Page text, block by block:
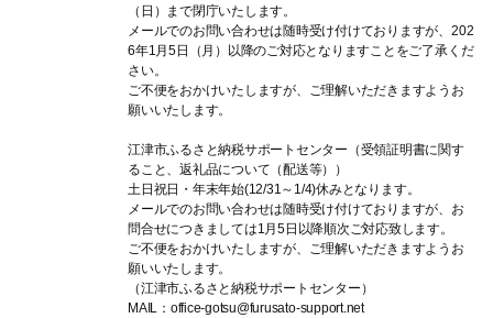
（日）まで閉庁いたします。
メールでのお問い合わせは随時受け付けておりますが、202
6年1月5日（月）以降のご対応となりますことをご了承くだ
さい。
ご不便をおかけいたしますが、ご理解いただきますようお
願いいたします。
江津市ふるさと納税サポートセンター（受領証明書に関す
ること、返礼品について（配送等））
土日祝日・年末年始(12/31～1/4)休みとなります。
メールでのお問い合わせは随時受け付けておりますが、お
問合せにつきましては1月5日以降順次ご対応致します。
ご不便をおかけいたしますが、ご理解いただきますようお
願いいたします。
（江津市ふるさと納税サポートセンター）
MAIL：office-gotsu@furusato-support.net